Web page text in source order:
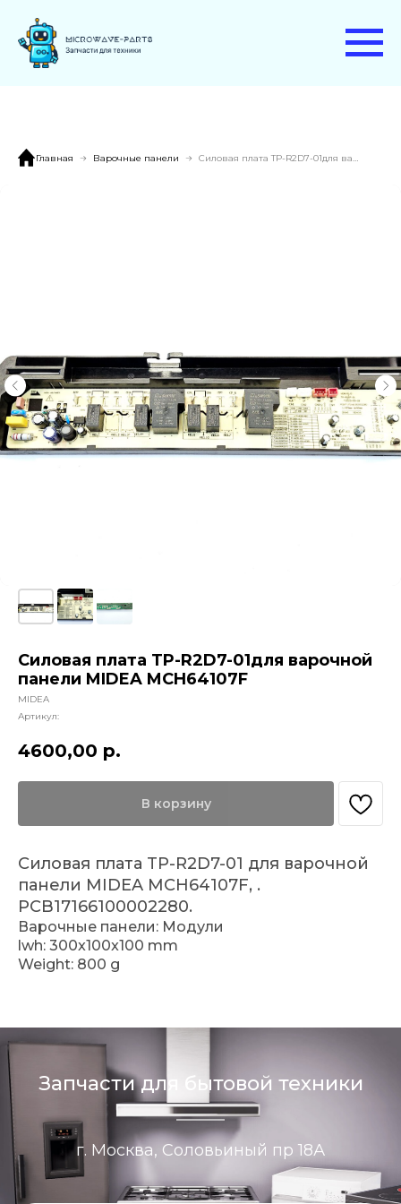
Главная Варочные панели
Силовая плата TP-R2D7-01для варочной
панели MIDEA MCH64107F
MIDEA
Артикул:
4600,00 р.
В корзину
Силовая плата TP-R2D7-01 для варочной
панели MIDEA MCH64107F, .
PCB17166100002280.
Варочные панели: Модули
lwh: 300x100x100 mm
Weight: 800 g
Запчасти для бытовой техники
г. Москва, Соловьиный пр 18А